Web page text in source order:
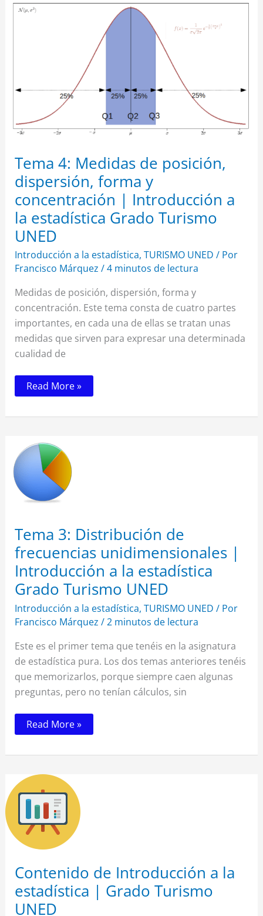
Tema 4: Medidas de posición,
dispersión, forma y
concentración | Introducción a
la estadística Grado Turismo
UNED
Introducción a la estadística, TURISMO UNED / Por
Francisco Márquez /4 minutos de lectura
Medidas de posición, dispersión, forma y
concentración. Este tema consta de cuatro partes
importantes, en cada una de ellas se tratan unas
medidas que sirven para expresar una determinada
cualidad de
4:
Medidas
concentración
Introducción
estadística
Grado
Read More »
Tema 3: Distribución de
frecuencias unidimensionales |
Introducción a la estadística
Grado Turismo UNED
Introducción a la estadística, TURISMO UNED / Por
Francisco Márquez /2 minutos de lectura
Este es el primer tema que tenéis en la asignatura
de estadística pura. Los dos temas anteriores tenéis
que memorizarlos, porque siempre caen algunas
preguntas, pero no tenían cálculos, sin
Tema
3:
Distribución
de
frecuencias
unidimensionales
|
Introducción
estadística
Grado
Turismo
UNED
Read More »
Contenido de Introducción a la
estadística | Grado Turismo
UNED
Contenido
Introducción
la
estadística
|
Grado
Turismo